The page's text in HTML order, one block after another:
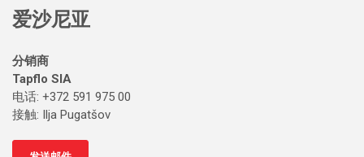
爱沙尼亚
分销商
Tapflo SIA
电话: +372 591 975 00
接触: Ilja Pugatšov